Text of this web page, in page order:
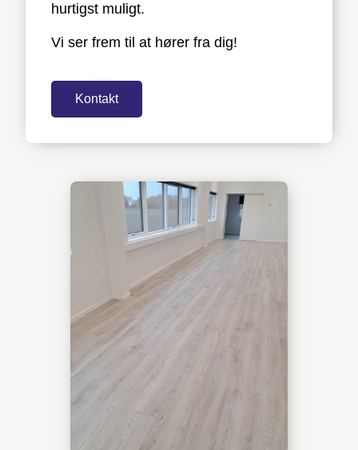
hurtigst muligt.
Vi ser frem til at hører fra dig!
Kontakt